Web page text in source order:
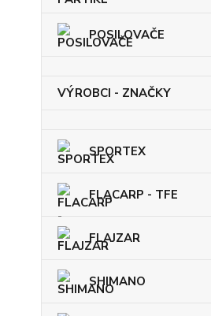
POSILOVAČE
VÝROBCI - ZNAČKY
SPORTEX
FLACARP - TFE
FLAJZAR
SHIMANO